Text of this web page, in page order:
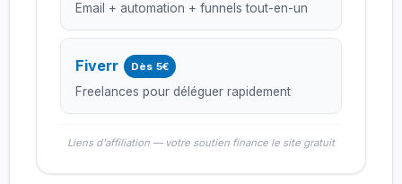
Email + automation + funnels tout-en-un
Fiverr Dès 5€
Freelances pour déléguer rapidement
Liens d'affiliation — votre soutien finance le site gratuit